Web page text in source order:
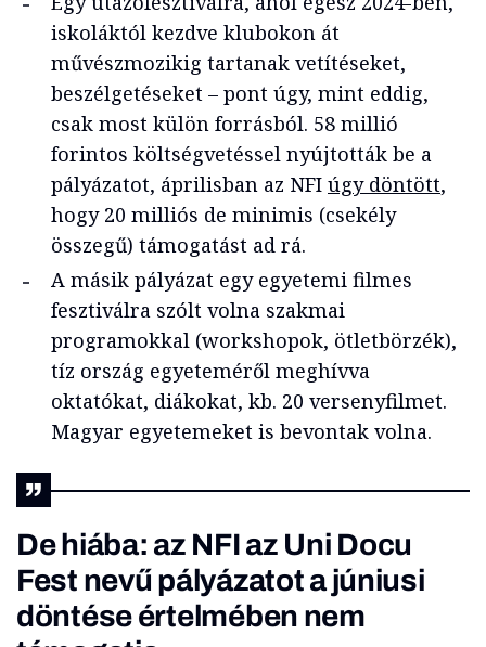
iskoláktól kezdve klubokon át
művészmozikig tartanak vetítéseket,
beszélgetéseket – pont úgy, mint eddig,
csak most külön forrásból. 58 millió
forintos költségvetéssel nyújtották be a
pályázatot, áprilisban az NFI úgy döntött,
hogy 20 milliós de minimis (csekély
összegű) támogatást ad rá.
A másik pályázat egy egyetemi filmes
fesztiválra szólt volna szakmai
programokkal (workshopok, ötletbörzék),
tíz ország egyeteméről meghívva
oktatókat, diákokat, kb. 20 versenyfilmet.
Magyar egyetemeket is bevontak volna.
De hiába: az NFI az Uni Docu
Fest nevű pályázatot ajúniusi
döntéseértelmében nem